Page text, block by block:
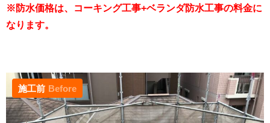
※防水価格は、コーキング工事+ベランダ防水工事の料金に
なります。
施工前 Before